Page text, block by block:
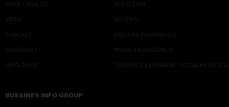
PRIČE I ANALIZE
VIDEO
PODCAST
ODRŽIVOST
LEPŠI ŽIVOT
NJUZLETER
KLIJENTI
POLITIKA PRIVATNOSTI
PRAVILA KORIŠĆENJA
SMERNICE ZA PRIMENU VEŠTAČKE
BUSSINES INFO GROUP